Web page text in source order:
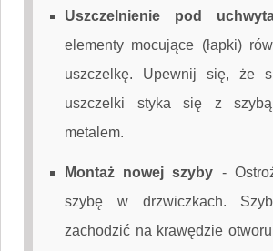
Uszczelnienie pod
elementy mocujące (łapki)
uszczelkę. Upewnij się, że
uszczelki styka się z
metalem.
Montaż nowej szyby -
szybę w drzwiczkach.
zachodzić na krawędzie